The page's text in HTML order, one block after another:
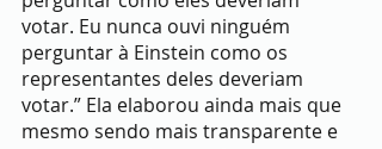
votar. Eu nunca ouvi ninguém
perguntar à Einstein como os
representantes deles deveriam
votar.” Ela elaborou ainda mais que
mesmo sendo mais transparente e